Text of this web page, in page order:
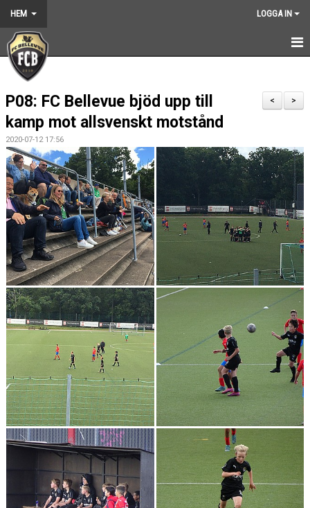
HEM LOGGA IN
HEM
NYHETER
GRUNDARNA
KONTAKT
KALENDER
BILDGALLERI
DOKUMENT
VÅRA LAG
MEDLEMSKAP
KLÄDBESTÄLLNING
KLUBBMAGASIN
NATIONELLA SPELFORMER
PROVTRÄNING
SKADEBEHANDLING
>
<
P08: FC Bellevue bjöd upp till
kamp mot allsvenskt motstånd
2020-07-12 17:56